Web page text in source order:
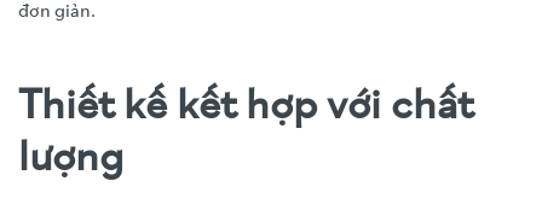
đơn giản.
Thiết kế kết hợp với chất
lượng